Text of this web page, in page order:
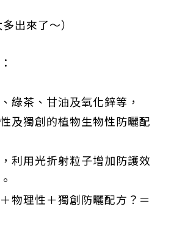
出來了～）
綠茶、甘油及氧化鋅等，
及獨創的植物生物性防曬配
利用光折射粒子增加防護效
物理性＋獨創防曬配方？＝